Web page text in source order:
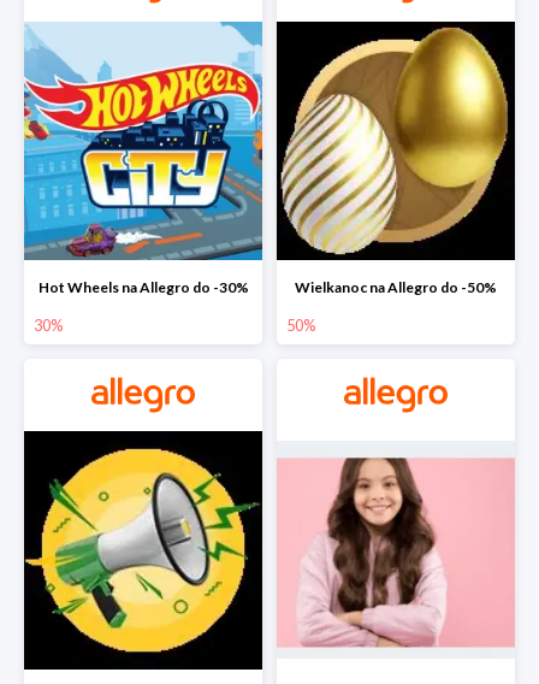
Hot Wheels na Allegro do -30%
30%
Wielkanoc na Allegro do -50%
50%